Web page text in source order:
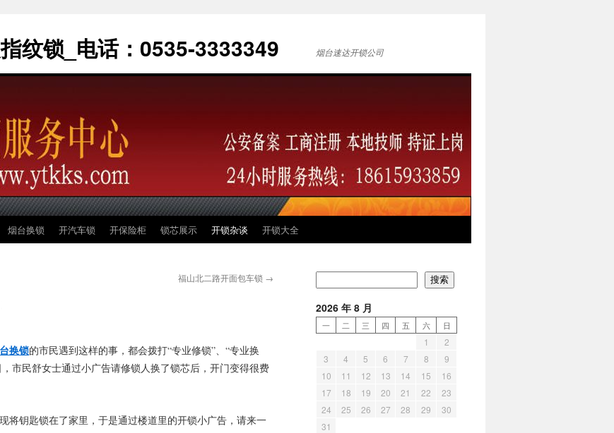
纹锁_电话：0535-3333349 烟台速达开锁公司
烟台换锁 开汽车锁 开保险柜 锁芯展示 开锁杂谈 开锁大全
福山北二路开面包车锁 →
换锁的市民遇到这样的事，都会拨打“专业修锁”、“专业换
市民舒女士通过小广告请修锁人换了锁芯后，开门变得很费
将钥匙锁在了家里，于是通过楼道里的开锁小广告，请来一
搜索
2026 年 8 月
一 二 三 四 五 六 日
1
2
3
4 5 6 7 8
9
10
11 12 13 14 15
16
17
18 19 20 21 22
23
24
25 26 27 28 29
30
31